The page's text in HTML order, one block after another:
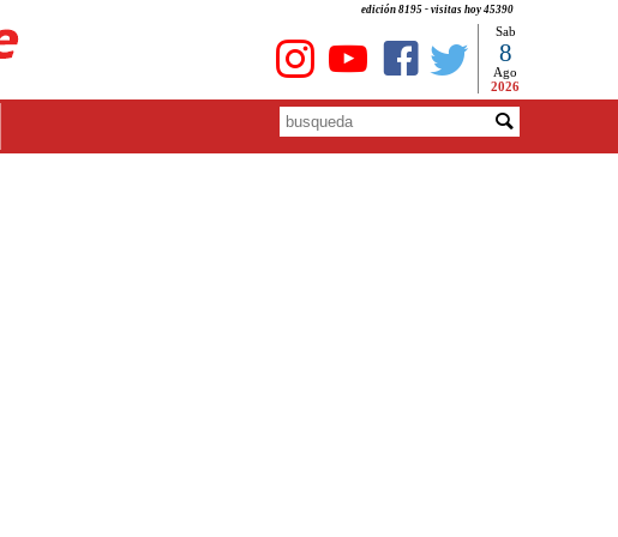
edición 8195 - visitas hoy 45390
Sab
8
Ago
2026